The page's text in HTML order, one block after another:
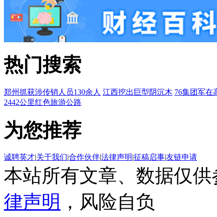
热门搜索
郑州抓获涉传销人员130余人 江西挖出巨型阴沉木 76集团军在
2442公里红色旅游公路
为您推荐
诚聘英才|关于我们|合作伙伴|法律声明|征稿启事|友链申请
本站所有文章、数据仅
律声明 ，风险自负